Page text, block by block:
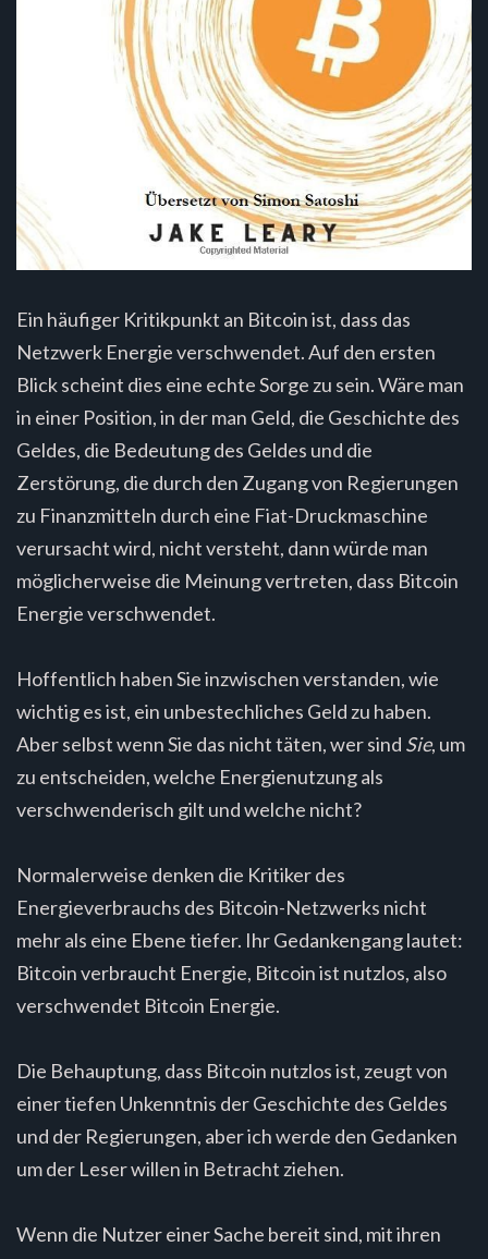
Ein häufiger Kritikpunkt an Bitcoin ist, dass das
Netzwerk Energie verschwendet. Auf den ersten
Blick scheint dies eine echte Sorge zu sein. Wäre man
in einer Position, in der man Geld, die Geschichte des
Geldes, die Bedeutung des Geldes und die
Zerstörung, die durch den Zugang von Regierungen
zu Finanzmitteln durch eine Fiat-Druckmaschine
verursacht wird, nicht versteht, dann würde man
möglicherweise die Meinung vertreten, dass Bitcoin
Energie verschwendet.
Hoffentlich haben Sie inzwischen verstanden, wie
wichtig es ist, ein unbestechliches Geld zu haben.
Aber selbst wenn Sie das nicht täten, wer sind Sie, um
zu entscheiden, welche Energienutzung als
verschwenderisch gilt und welche nicht?
Normalerweise denken die Kritiker des
Energieverbrauchs des Bitcoin-Netzwerks nicht
mehr als eine Ebene tiefer. Ihr Gedankengang lautet:
Bitcoin verbraucht Energie, Bitcoin ist nutzlos, also
verschwendet Bitcoin Energie.
Die Behauptung, dass Bitcoin nutzlos ist, zeugt von
einer tiefen Unkenntnis der Geschichte des Geldes
und der Regierungen, aber ich werde den Gedanken
um der Leser willen in Betracht ziehen.
Wenn die Nutzer einer Sache bereit sind, mit ihren